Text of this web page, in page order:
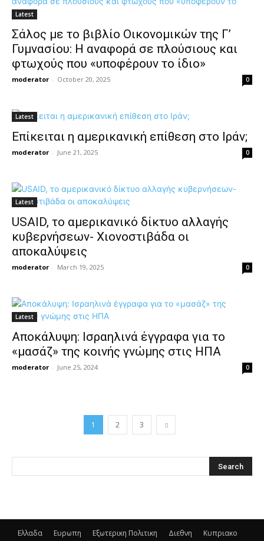
Latest
Σάλος με το βιβλίο Οικονομικών της Γ’
Γυμνασίου: Η αναφορά σε πλούσιους και
φτωχούς που «υποφέρουν το ίδιο»
moderator - October 20, 2025 0
Latest
Επίκειται η αμερικανική επίθεση στο Ιράν;
moderator - June 21, 2025 0
Latest
USAID, το αμερικανικό δίκτυο αλλαγής
κυβερνήσεων- Χιονοστιβάδα οι
αποκαλύψεις
moderator - March 19, 2025 0
Latest
Αποκάλυψη: Ισραηλινά έγγραφα για το
«μασάζ» της κοινής γνώμης στις ΗΠΑ
moderator - June 25, 2024 0
1 2 3
Ελλαδα Ευρωπη Εξωτερικη Πολιτικη Διεθνη
Κυπριακο